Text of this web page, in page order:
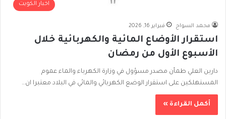
اخبار الكويت
محمد السواح فبراير 16, 2026
استقرار الأوضاع المائية والكهربائية خلال
الأسبوع الأول من رمضان
دارين العلي طمأن مصدر مسؤول في وزارة الكهرباء والماء عموم
المستهلكين على استقرار الوضع الكهربائي والمائي في البلاد معتبرا ان…
أكمل القراءة »